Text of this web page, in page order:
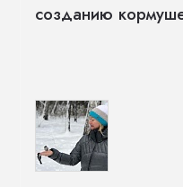
созданию